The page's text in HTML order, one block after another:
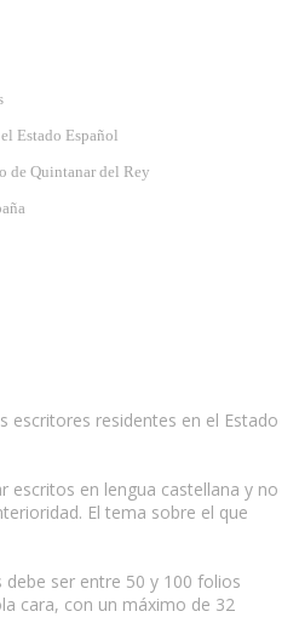
Estado Español
de Quintanar del Rey
escritores residentes en el Estado
escritos en lengua castellana y no
El tema sobre el que
ser entre 50 y 100 folios
cara, con un máximo de 32